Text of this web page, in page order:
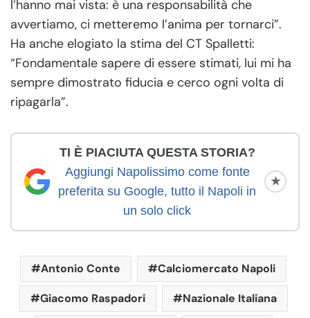
l’hanno mai vista: è una responsabilità che
avvertiamo, ci metteremo l’anima per tornarci”.
Ha anche elogiato la stima del CT Spalletti:
“Fondamentale sapere di essere stimati, lui mi ha
sempre dimostrato fiducia e cerco ogni volta di
ripagarla”.
TI È PIACIUTA QUESTA STORIA?
Aggiungi Napolissimo come fonte
preferita su Google, tutto il Napoli in
un solo click
★
Antonio Conte Calciomercato Napoli
Giacomo Raspadori Nazionale Italiana